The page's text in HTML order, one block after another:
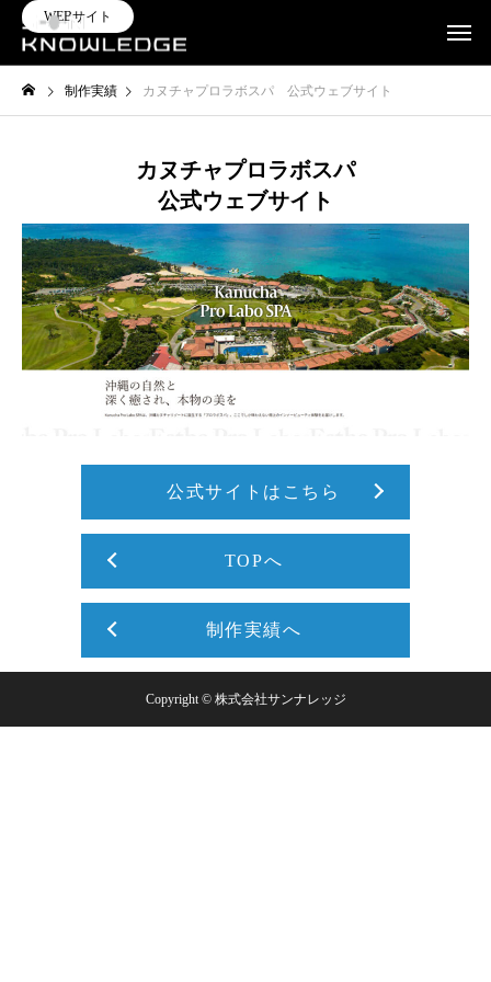
WEBサイト
制作実績 カヌチャプロラボスパ 公式ウェブサイト
カヌチャプロラボスパ
公式ウェブサイト
公式サイトはこちら
TOPへ
制作実績へ
Copyright © 株式会社サンナレッジ